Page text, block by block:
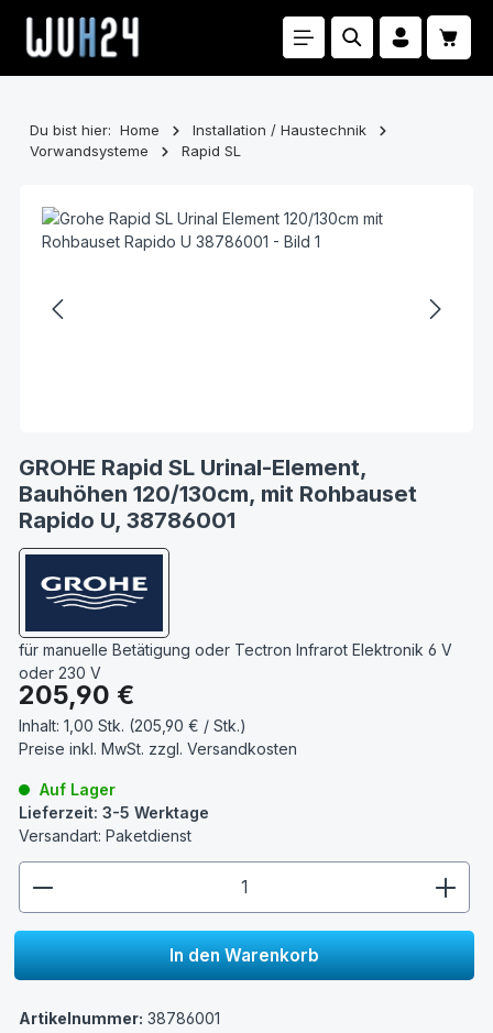
Zum Hauptinhalt springen
Du bist hier: Home
Installation / Haustechnik
Vorwandsysteme
Rapid SL
GROHE Rapid SL Urinal-Element,
Bauhöhen 120/130cm, mit Rohbauset
Rapido U, 38786001
für manuelle Betätigung oder Tectron Infrarot Elektronik 6 V
oder 230 V
Regulärer Preis:
205,90 €
Inhalt: 1,00 Stk. (205,90 € / Stk.)
Preise inkl. MwSt. zzgl. Versandkosten
Auf Lager
Lieferzeit: 3-5 Werktage
Versandart: Paketdienst
In den Warenkorb
Artikelnummer: 38786001